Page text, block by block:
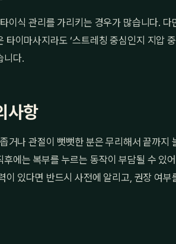
이식 관리를 가리키는 경우가 많습니다. 다
이마사지라도 ‘스트레칭 중심인지 지압 중
니다.
사항
거나 관절이 뻣뻣한 분은 무리해서 끝까지
에는 복부를 누르는 동작이 부담될 수 있
이 있다면 반드시 사전에 알리고, 권장 여부